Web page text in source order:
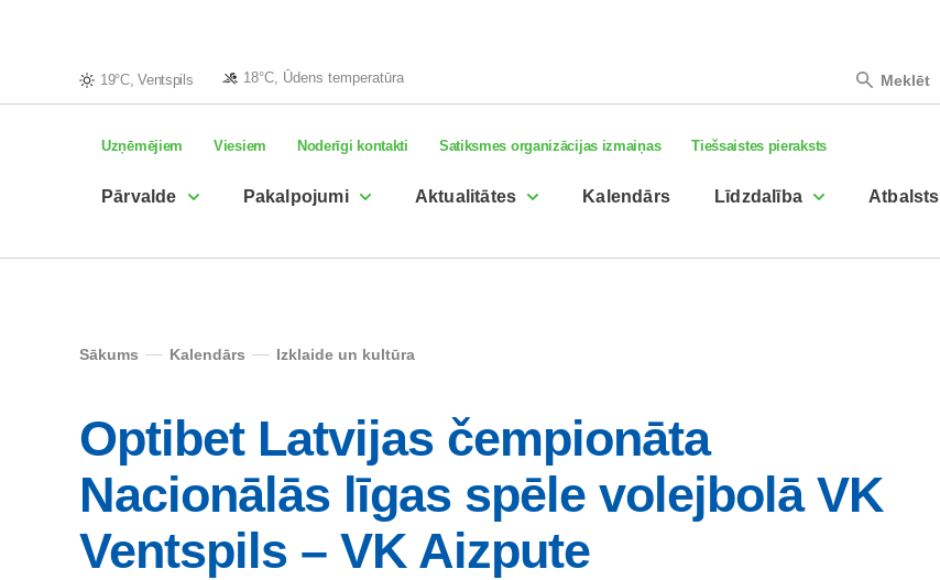
19°C, Ventspils 18°C, Ūdens temperatūra Meklēt
Uzņēmējiem Viesiem Noderīgi kontakti Satiksmes organizācijas izmaiņas Tiešsaistes pieraksts
Pārvalde Pakalpojumi Aktualitātes Kalendārs Līdzdalība Atbalsts
Sākums Kalendārs Izklaide un kultūra
Optibet Latvijas čempionāta
Nacionālās līgas spēle volejbolā VK
Ventspils – VK Aizpute